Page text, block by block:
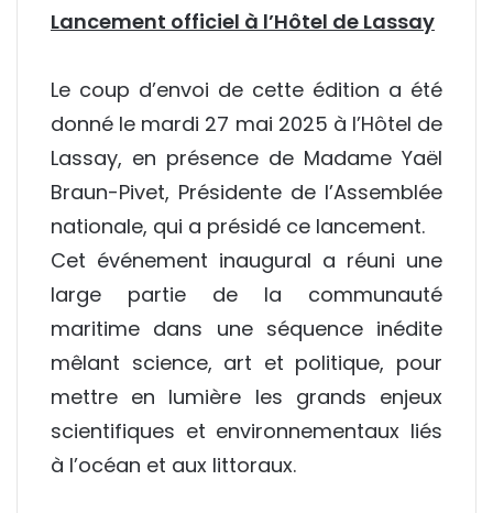
Lancement officiel à l’Hôtel de Lassay
Le coup d’envoi de cette édition a été
donné le mardi 27 mai 2025 à l’Hôtel de
Lassay, en présence de Madame Yaël
Braun-Pivet, Présidente de l’Assemblée
nationale, qui a présidé ce lancement.
Cet événement inaugural a réuni une
large partie de la communauté
maritime dans une séquence inédite
mêlant science, art et politique, pour
mettre en lumière les grands enjeux
scientifiques et environnementaux liés
à l’océan et aux littoraux.